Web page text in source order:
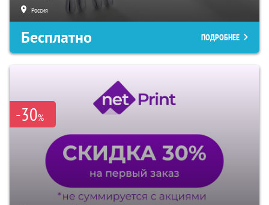
Россия
Бесплатно ПОДРОБНЕЕ
-30%